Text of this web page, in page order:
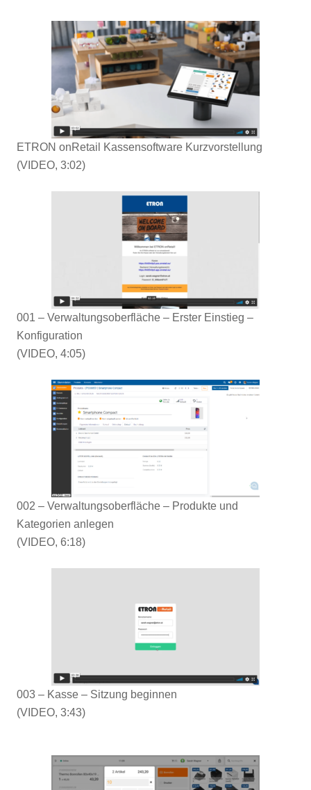
ETRON onRetail Kassensoftware Kurzvorstellung
(VIDEO, 3:02)
001 – Verwaltungsoberfläche – Erster Einstieg –
Konfiguration
(VIDEO, 4:05)
002 – Verwaltungsoberfläche – Produkte und
Kategorien anlegen
(VIDEO, 6:18)
003 – Kasse – Sitzung beginnen
(VIDEO, 3:43)